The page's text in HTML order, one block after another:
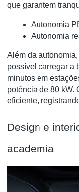
que garantem
Autonomia
Autonomia
Além da
possível carregar a
minutos em
potência de 80 kW.
eficiente,
Design e
academia